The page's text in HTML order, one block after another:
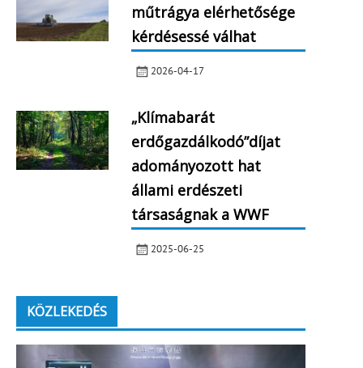
műtrágya elérhetősége
kérdésessé válhat
2026-04-17
„Klímabarát
erdőgazdálkodó”díjat
adományozott hat
állami erdészeti
társaságnak a WWF
2025-06-25
KÖZLEKEDÉS